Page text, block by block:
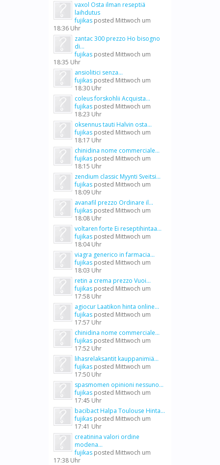
vaxol Osta ilman reseptiä
laihdutus
fujikas posted Mittwoch um
18:36 Uhr
zantac 300 prezzo Ho bisogno
di...
fujikas posted Mittwoch um
18:35 Uhr
ansiolitici senza...
fujikas posted Mittwoch um
18:30 Uhr
coleus forskohlii Acquista...
fujikas posted Mittwoch um
18:23 Uhr
oksennus tauti Halvin osta...
fujikas posted Mittwoch um
18:17 Uhr
chinidina nome commerciale...
fujikas posted Mittwoch um
18:15 Uhr
zendium classic Myynti Sveitsi...
fujikas posted Mittwoch um
18:09 Uhr
avanafil prezzo Ordinare il...
fujikas posted Mittwoch um
18:08 Uhr
voltaren forte Ei reseptihintaa...
fujikas posted Mittwoch um
18:04 Uhr
viagra generico in farmacia...
fujikas posted Mittwoch um
18:03 Uhr
retin a crema prezzo Vuoi...
fujikas posted Mittwoch um
17:58 Uhr
agiocur Laatikon hinta online...
fujikas posted Mittwoch um
17:57 Uhr
chinidina nome commerciale...
fujikas posted Mittwoch um
17:52 Uhr
lihasrelaksantit kauppanimiä...
fujikas posted Mittwoch um
17:50 Uhr
spasmomen opinioni nessuno...
fujikas posted Mittwoch um
17:45 Uhr
bacibact Halpa Toulouse Hinta...
fujikas posted Mittwoch um
17:41 Uhr
creatinina valori ordine
modena...
fujikas posted Mittwoch um
17:38 Uhr